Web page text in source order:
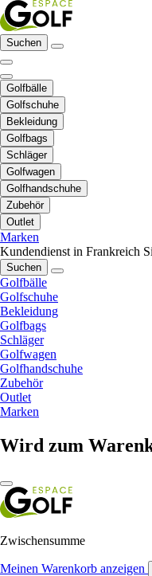
Suchen
Golfbälle
Golfschuhe
Bekleidung
Golfbags
Schläger
Golfwagen
Golfhandschuhe
Zubehör
Outlet
Marken
Kundendienst in Frankreich
Suchen
Golfbälle
Golfschuhe
Bekleidung
Golfbags
Schläger
Golfwagen
Golfhandschuhe
Zubehör
Outlet
Marken
Wird zum
Zwischensumme
Meinen Warenkorb anzeigen